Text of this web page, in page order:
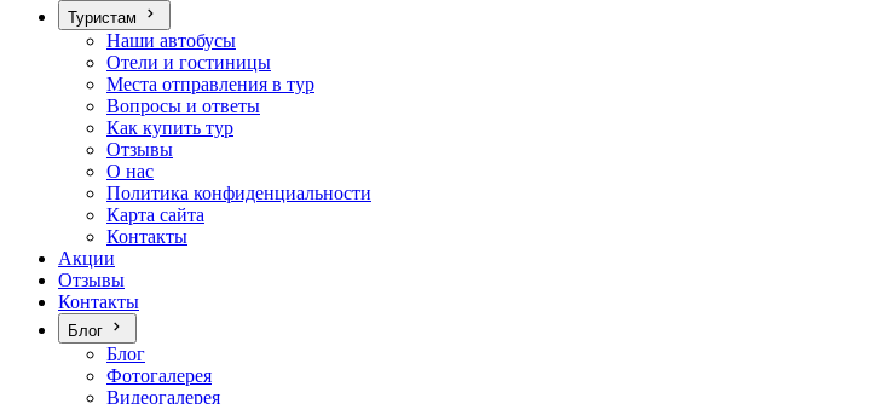
Туристам
Наши автобусы
Отели и гостиницы
Места отправления в тур
Вопросы и ответы
Как купить тур
Отзывы
О нас
Политика конфиденциальности
Карта сайта
Контакты
Акции
Отзывы
Контакты
Блог
Блог
Фотогалерея
Видеогалерея